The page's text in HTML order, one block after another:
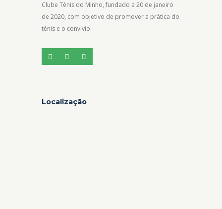
Clube Ténis do Minho, fundado a 20 de janeiro
de 2020, com objetivo de promover a prática do
ténis e o convívio.
Localização